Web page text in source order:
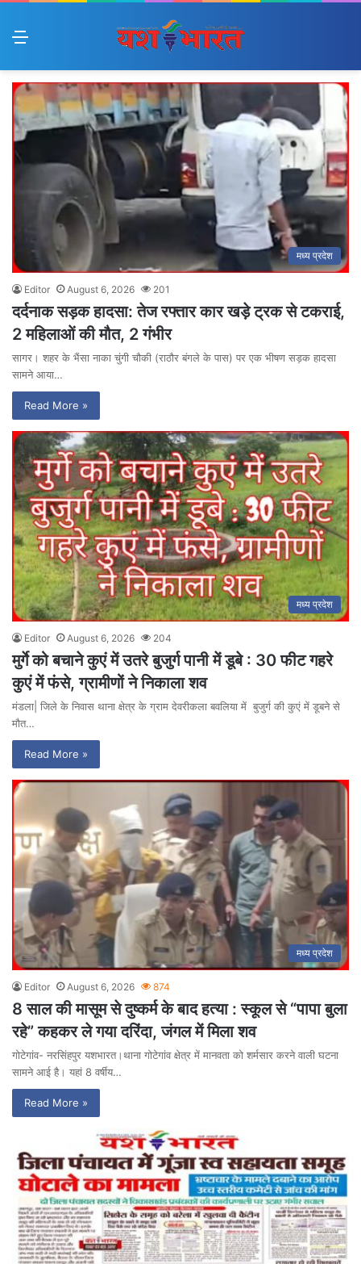
Menu
मध्य प्रदेश
Editor August 6, 2026 201
दर्दनाक सड़क हादसा: तेज रफ्तार कार खड़े ट्रक से टकराई,
2 महिलाओं की मौत, 2 गंभीर
सागर। शहर के भैंसा नाका चुंगी चौकी (राठौर बंगले के पास) पर एक भीषण सड़क हादसा
सामने आया…
Read More »
मध्य प्रदेश
Editor August 6, 2026 204
मुर्गे को बचाने कुएं में उतरे बुजुर्ग पानी में डूबे : 30 फीट गहरे
कुएं में फंसे, ग्रामीणों ने निकाला शव
मंडला| जिले के निवास थाना क्षेत्र के ग्राम देवरीकला बवलिया में बुजुर्ग की कुएं में डूबने से
मौत…
Read More »
मध्य प्रदेश
Editor August 6, 2026 874
8 साल की मासूम से दुष्कर्म के बाद हत्या : स्कूल से “पापा बुला
रहे” कहकर ले गया दरिंदा, जंगल में मिला शव
गोटेगांव- नरसिंहपुर यशभारत।थाना गोटेगांव क्षेत्र में मानवता को शर्मसार करने वाली घटना
सामने आई है। यहां 8 वर्षीय…
Read More »